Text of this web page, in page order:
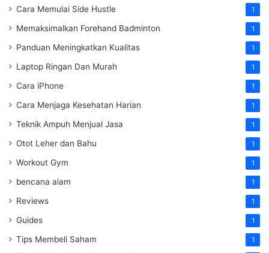
Cara Memulai Side Hustle 1
Memaksimalkan Forehand Badminton 1
Panduan Meningkatkan Kualitas 1
Laptop Ringan Dan Murah 1
Cara iPhone 1
Cara Menjaga Kesehatan Harian 1
Teknik Ampuh Menjual Jasa 1
Otot Leher dan Bahu 1
Workout Gym 1
bencana alam 1
Reviews 1
Guides 1
Tips Membeli Saham 1